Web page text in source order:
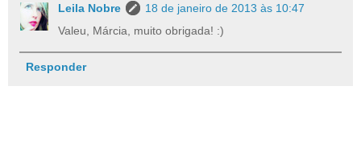
Leila Nobre
18 de janeiro de 2013 às 10:47
Valeu, Márcia, muito obrigada! :)
Responder